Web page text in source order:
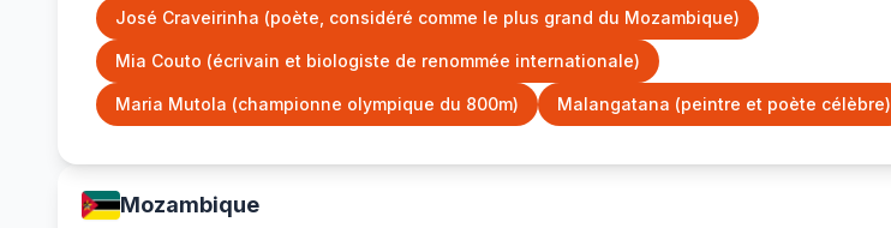
José Craveirinha (poète, considéré comme le plus grand du Mozambique)
Mia Couto (écrivain et biologiste de renommée internationale)
Maria Mutola (championne olympique du 800m) Malangatana (peintre et poète célèbre)
Mozambique